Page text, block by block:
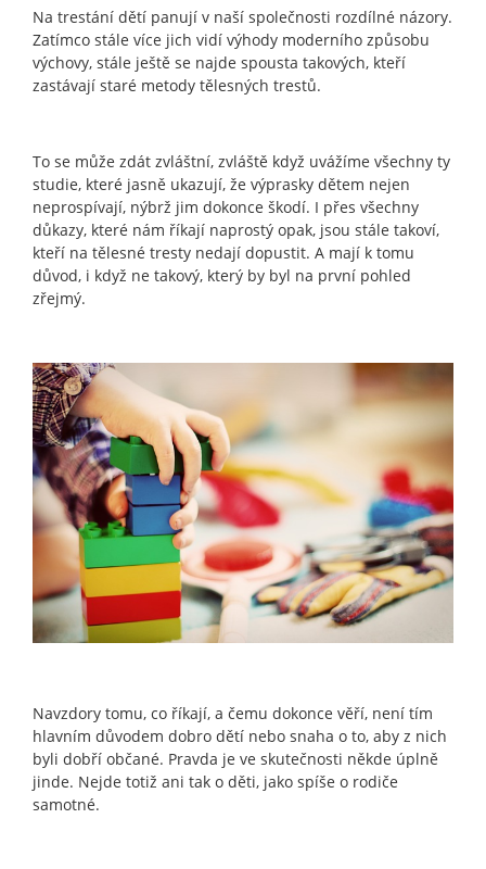
Na trestání dětí panují v naší společnosti rozdílné názory.
Zatímco stále více jich vidí výhody moderního způsobu
výchovy, stále ještě se najde spousta takových, kteří
zastávají staré metody tělesných trestů.
To se může zdát zvláštní, zvláště když uvážíme všechny ty
studie, které jasně ukazují, že výprasky dětem nejen
neprospívají, nýbrž jim dokonce škodí. I přes všechny
důkazy, které nám říkají naprostý opak, jsou stále takoví,
kteří na tělesné tresty nedají dopustit. A mají k tomu
důvod, i když ne takový, který by byl na první pohled
zřejmý.
Navzdory tomu, co říkají, a čemu dokonce věří, není tím
hlavním důvodem dobro dětí nebo snaha o to, aby z nich
byli dobří občané. Pravda je ve skutečnosti někde úplně
jinde. Nejde totiž ani tak o děti, jako spíše o rodiče
samotné.